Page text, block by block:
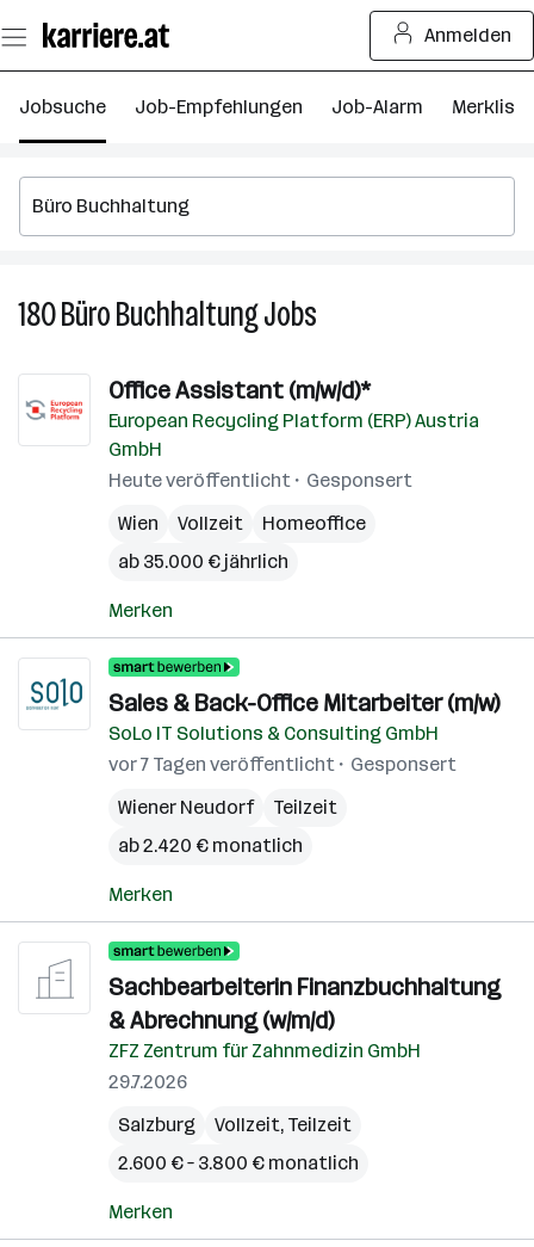
Seiteninhalt
springen
Anmelden
Jobsuche Job-Empfehlungen Job-Alarm Merkliste
180Büro BuchhaltungJobs
Jobs
Office Assistant (m/w/d)*
European Recycling Platform (ERP) Austria
GmbH
Heute veröffentlicht
Gesponsert
Wien
Vollzeit
Homeoffice
ab 35.000 € jährlich
Merken
Sales & Back-Office Mitarbeiter (m/w)
SoLo IT Solutions & Consulting GmbH
vor 7 Tagen veröffentlicht
Gesponsert
Wiener Neudorf
Teilzeit
ab 2.420 € monatlich
Merken
Sachbearbeiterin Finanzbuchhaltung
& Abrechnung (w/m/d)
ZFZ Zentrum für Zahnmedizin GmbH
29.7.2026
Salzburg
Vollzeit, Teilzeit
2.600 € – 3.800 € monatlich
Merken